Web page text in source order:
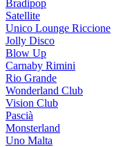
Bradipop
Satellite
Unico Lounge Riccione
Jolly Disco
Blow Up
Carnaby Rimini
Rio Grande
Wonderland Club
Vision Club
Pascià
Monsterland
Uno Malta